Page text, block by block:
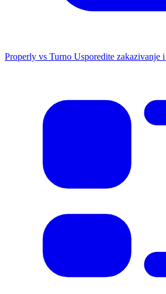
Properly vs Turno Usporedite zakazivanje